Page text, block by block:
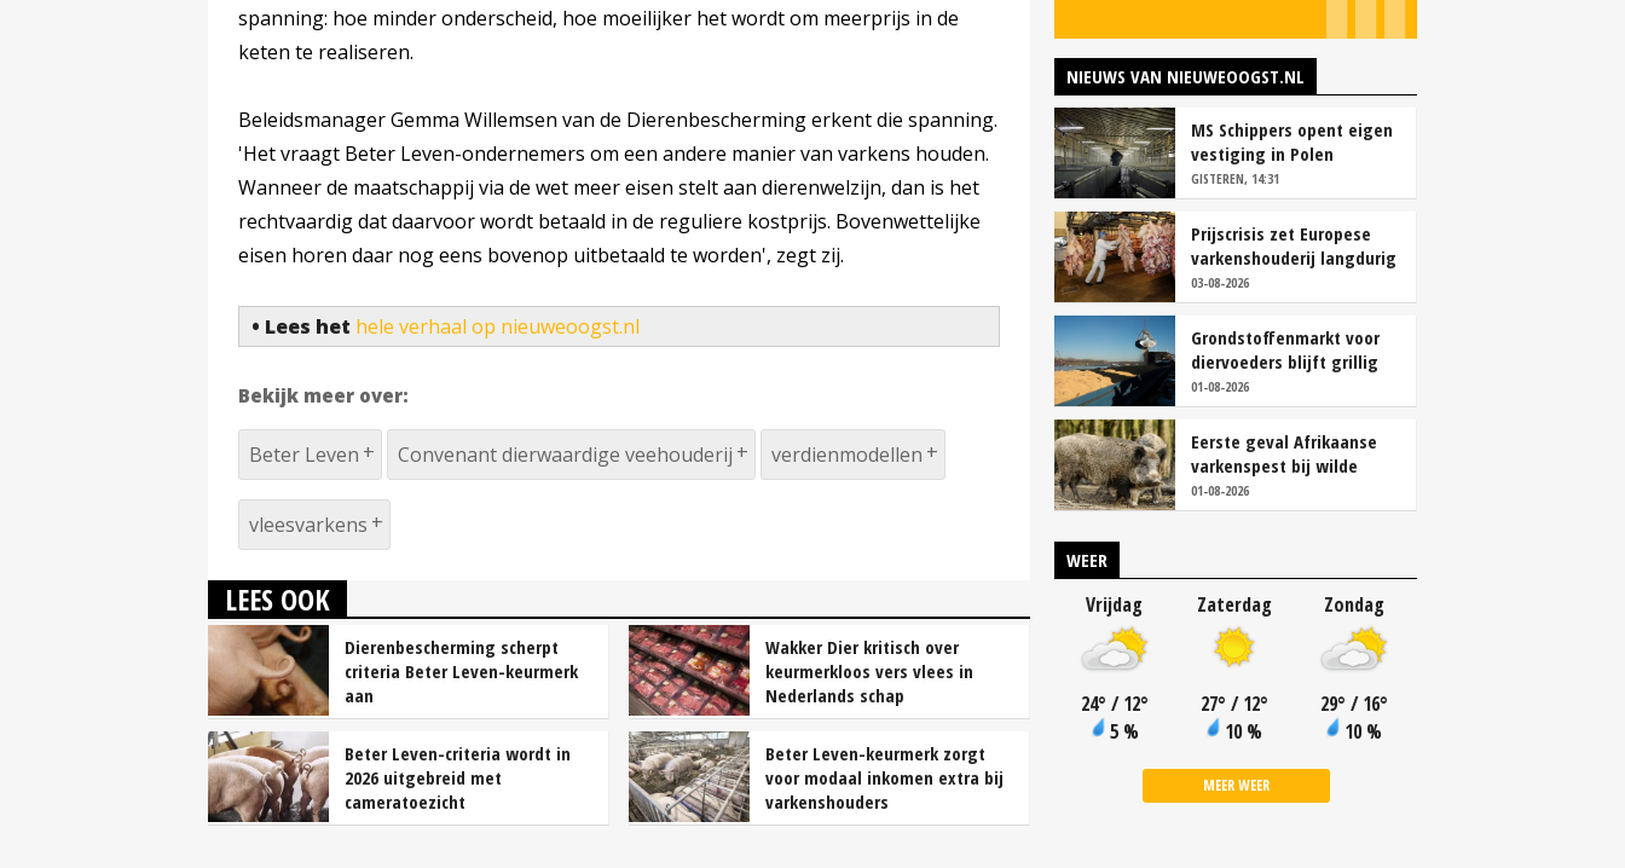
spanning: hoe minder onderscheid, hoe moeilijker het wordt om meerprijs in de
keten te realiseren.
Beleidsmanager Gemma Willemsen van de Dierenbescherming erkent die spanning.
'Het vraagt Beter Leven-ondernemers om een andere manier van varkens houden.
Wanneer de maatschappij via de wet meer eisen stelt aan dierenwelzijn, dan is het
rechtvaardig dat daarvoor wordt betaald in de reguliere kostprijs. Bovenwettelijke
eisen horen daar nog eens bovenop uitbetaald te worden', zegt zij.
• Lees het hele verhaal op nieuweoogst.nl
Bekijk meer over:
Beter Leven Convenant dierwaardige veehouderij verdienmodellen
vleesvarkens
LEES OOK
Dierenbescherming scherpt
criteria Beter Leven-keurmerk
aan
Wakker Dier kritisch over
keurmerkloos vers vlees in
Nederlands schap
Beter Leven-criteria wordt in
2026 uitgebreid met
cameratoezicht
Beter Leven-keurmerk zorgt
voor modaal inkomen extra bij
varkenshouders
NIEUWS VAN NIEUWEOOGST.NL
MS Schippers opent eigen
vestiging in Polen
GISTEREN, 14:31
Prijscrisis zet Europese
varkenshouderij langdurig
onder druk
03-08-2026
Grondstoffenmarkt voor
diervoeders blijft grillig
01-08-2026
Eerste geval Afrikaanse
varkenspest bij wilde
zwijnen in Finland
01-08-2026
WEER
Vrijdag
24° / 12°
5 %
Zaterdag
27° / 12°
10 %
Zondag
29° / 16°
10 %
MEER WEER